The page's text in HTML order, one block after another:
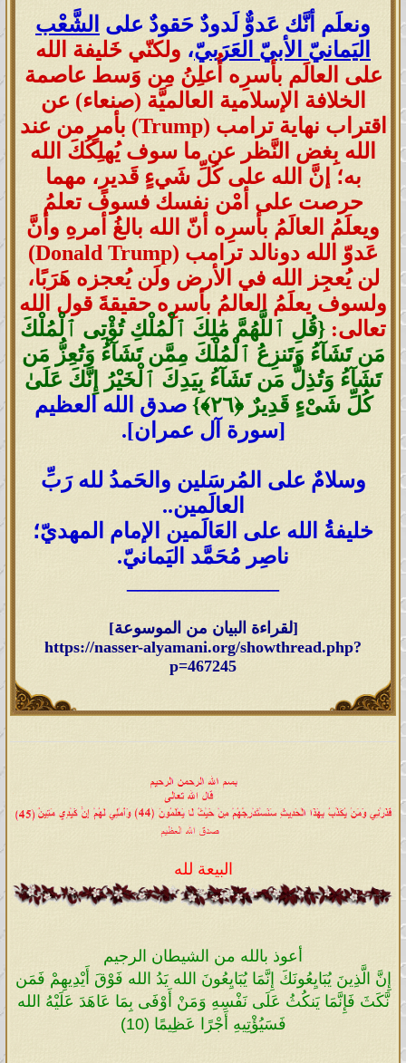
ونعلَم أنَّك عَدوٌّ لَدودٌ حَقودٌ على الشَّعْب
اليَمانيّ الأبيّ العَرَبيّ، ولكنّي خَليفة الله
على العالَم بأسرِه أُعلِنُ مِن وَسط عاصمة
الخلافة الإسلامية العالميَّة (صنعاء) عن
اقتراب نهاية ترامب (Trump) بأمرٍ من عند
الله بِغض النَّظر عن ما سوف يُهلِكُكَ الله
به؛ إنَّ الله على كُلِّ شَيءٍ قَديرٍ، مهما
حرصت على أمْن نفسك فسوف تعلمُ
ويعلَمُ العالَمُ بأسرِه أنّ الله بالغُ أمرهِ وأنَّ
عَدوّ الله دونالد ترامب (Donald Trump)
لن يُعجِز الله في الأرض ولَن يُعجزه هَرَبًا،
ولسوف يعلَمُ العالمُ بأسرِه حقيقةَ قول الله
تعالى: {قُلِ ٱللَّهُمَّ مَٰلِكَ ٱلْمُلْكِ تُؤْتِى ٱلْمُلْكَ
مَن تَشَآءُ وَتَنزِعُ ٱلْمُلْكَ مِمَّن تَشَآءُ وَتُعِزُّ مَن
تَشَآءُ وَتُذِلُّ مَن تَشَآءُ بِيَدِكَ ٱلْخَيْرُ إِنَّكَ عَلَىٰ
كُلِّ شَىْءٍ قَدِيرٌ ‎﴿٢٦﴾}
صدق الله العظيم
[سورة آل عمران].
وسلامٌ على المُرسَلين والحَمدُ لله رَبِّ
العالَمين..
خليفةُ الله على العَالَمين الإمام المهديّ؛
ناصِر مُحَمَّد اليَمانيّ.
[لقراءة البيان من الموسوعة]
https://nasser-alyamani.org/showthread.php?
p=467245
البيعة لله
أعوذ بالله من الشيطان الرجيم
إِنَّ الَّذِينَ يُبَايِعُونَكَ إِنَّمَا يُبَايِعُونَ الله يَدُ الله فَوْقَ أَيْدِيهِمْ فَمَن
نَّكَثَ فَإِنَّمَا يَنكُثُ عَلَى نَفْسِهِ وَمَنْ أَوْفَى بِمَا عَاهَدَ عَلَيْهُ الله
فَسَيُؤْتِيهِ أَجْرًا عَظِيمًا (10)